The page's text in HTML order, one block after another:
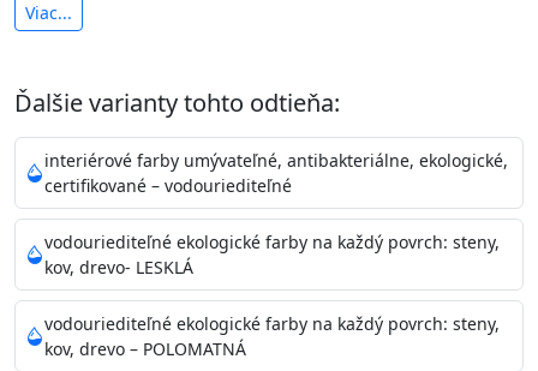
Je interiérová protiplesňová farba s iónmi
Vďaka svojmu špeciálnemu zloženiu
znižuje (o 99,9%) množstvo baktérií na povrchu náteru.
Preto jevhodná na nátery priestor s
vysokými nárokmi na hygienickú čistotu ako sú
nemocnice, pôrodnice, operačné
sály, potravinárske priestory, detské izby, školy,
škôlky, telocvične, a samozrejme je
vhodná aj do bežných priestorov. Je plne umývateľná
(trieda 2 podľa EN 13300) pri
Viac...
Ďalšie varianty tohto odtieňa:
interiérové farby umývateľné, antibakteriálne, ekologické,
certifikované – vodouriediteľné
vodouriediteľné ekologické farby na každý povrch: steny,
kov, drevo- LESKLÁ
vodouriediteľné ekologické farby na každý povrch: steny,
kov, drevo – POLOMATNÁ